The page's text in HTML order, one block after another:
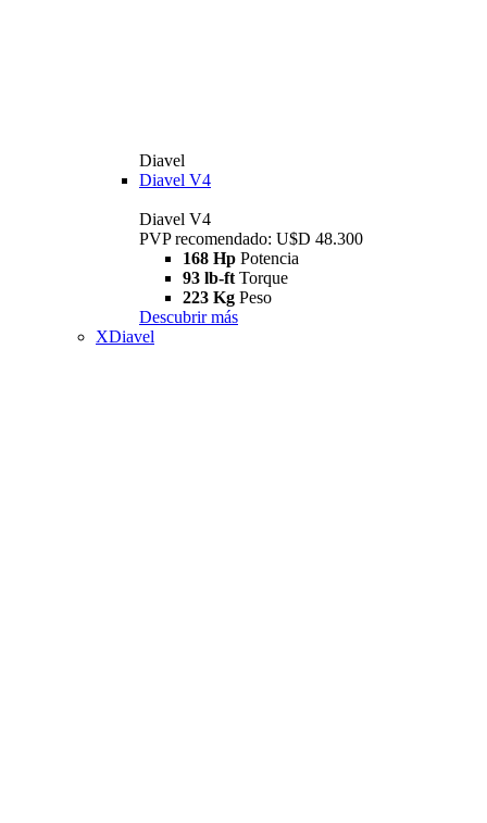
Diavel
Diavel V4
Diavel V4
PVP recomendado: U$D 48.300
168 Hp Potencia
93 lb-ft Torque
223 Kg Peso
Descubrir más
XDiavel